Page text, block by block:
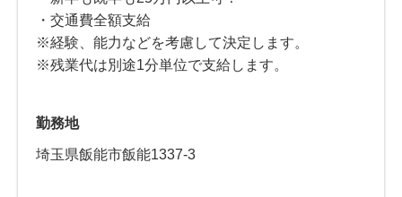
・交通費全額支給
※経験、能力などを考慮して決定します。
※残業代は別途1分単位で支給します。
勤務地
埼玉県飯能市飯能1337-3